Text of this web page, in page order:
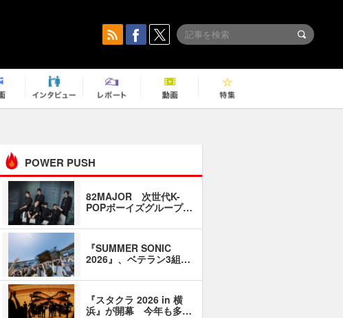
POWER PUSH
82MAJOR 次世代K-
POPボーイズグループ…
『SUMMER SONIC
2026』、ベテラン3組…
『スタクラ 2026 in 横
浜』が開幕 今年も多…